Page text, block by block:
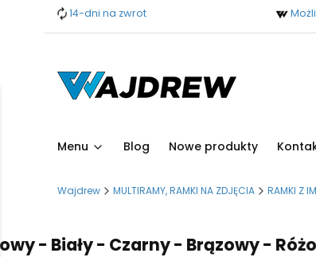
14-dni na zwrot
Menu Blog Nowe produkty
Wajdrew MULTIRAMY, RAMKI NA ZDJĘCIA RAMKI Z
- Czarny - Brązowy - Różowy